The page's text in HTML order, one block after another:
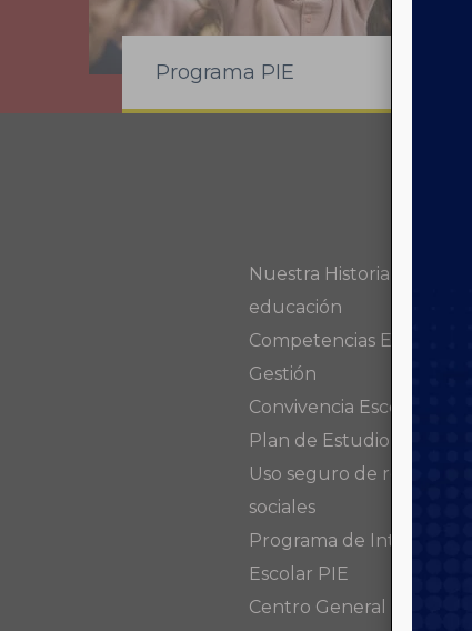
Programa PIE
Nuestra Historia en la
educación
Competencias Equipo de
Gestión
Convivencia Escolar
Plan de Estudio
Uso seguro de redes
sociales
Programa de Integración
Escolar PIE
Centro General de Padres